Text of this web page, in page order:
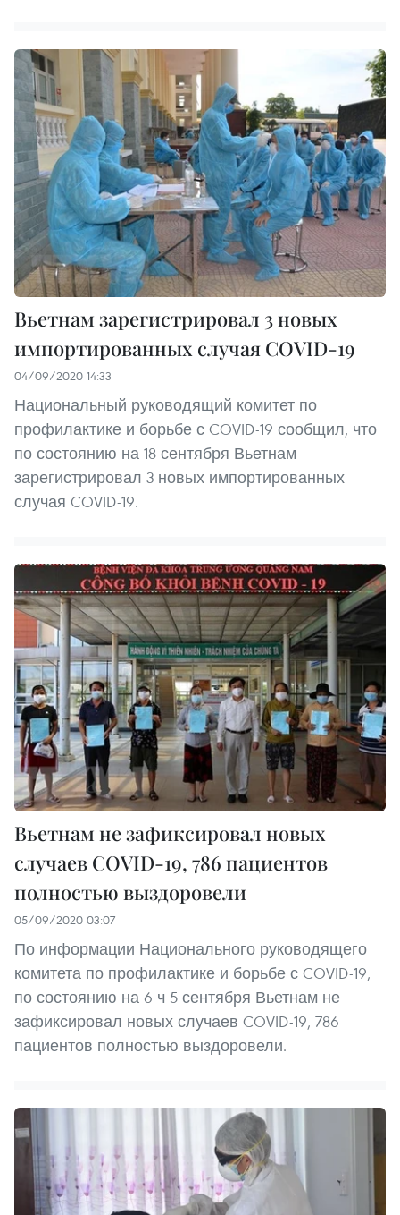
Вьетнам зарегистрировал 3 новых
импортированных случая COVID-19
04/09/2020 14:33
Национальный руководящий комитет по
профилактике и борьбе с COVID-19 сообщил, что
по состоянию на 18 сентября Вьетнам
зарегистрировал 3 новых импортированных
случая COVID-19.
Вьетнам не зафиксировал новых
случаев COVID-19, 786 пациентов
полностью выздоровели
05/09/2020 03:07
По информации Национального руководящего
комитета по профилактике и борьбе с COVID-19,
по состоянию на 6 ч 5 сентября Вьетнам не
зафиксировал новых случаев COVID-19, 786
пациентов полностью выздоровели.